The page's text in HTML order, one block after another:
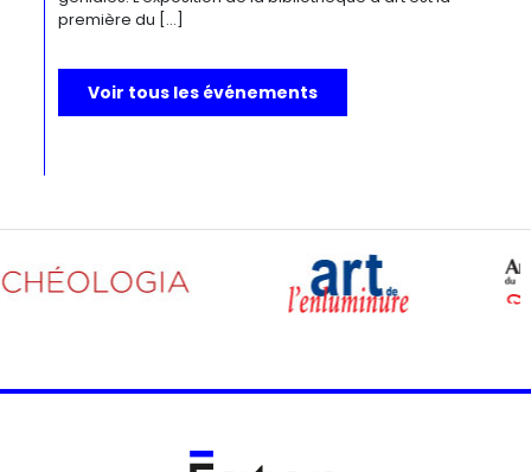
première du […]
Voir tous les événements